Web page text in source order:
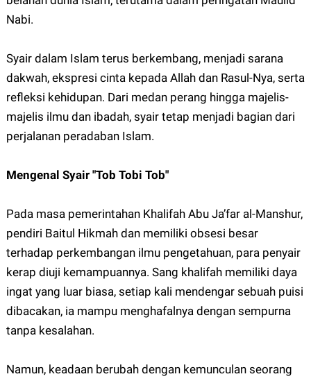
Nabi.
Syair dalam Islam terus berkembang, menjadi sarana
dakwah, ekspresi cinta kepada Allah dan Rasul-Nya, serta
refleksi kehidupan. Dari medan perang hingga majelis-
majelis ilmu dan ibadah, syair tetap menjadi bagian dari
perjalanan peradaban Islam.
Mengenal Syair "Tob Tobi Tob"
Pada masa pemerintahan Khalifah Abu Ja’far al-Manshur,
pendiri Baitul Hikmah dan memiliki obsesi besar
terhadap perkembangan ilmu pengetahuan, para penyair
kerap diuji kemampuannya. Sang khalifah memiliki daya
ingat yang luar biasa, setiap kali mendengar sebuah puisi
dibacakan, ia mampu menghafalnya dengan sempurna
tanpa kesalahan.
Namun, keadaan berubah dengan kemunculan seorang